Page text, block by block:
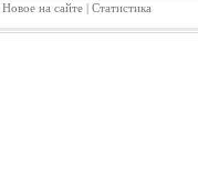
Новое на сайте| Статистика